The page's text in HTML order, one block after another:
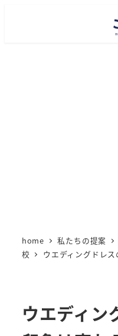
home 私たちの提案
校
ウエディングドレス
ウエディン